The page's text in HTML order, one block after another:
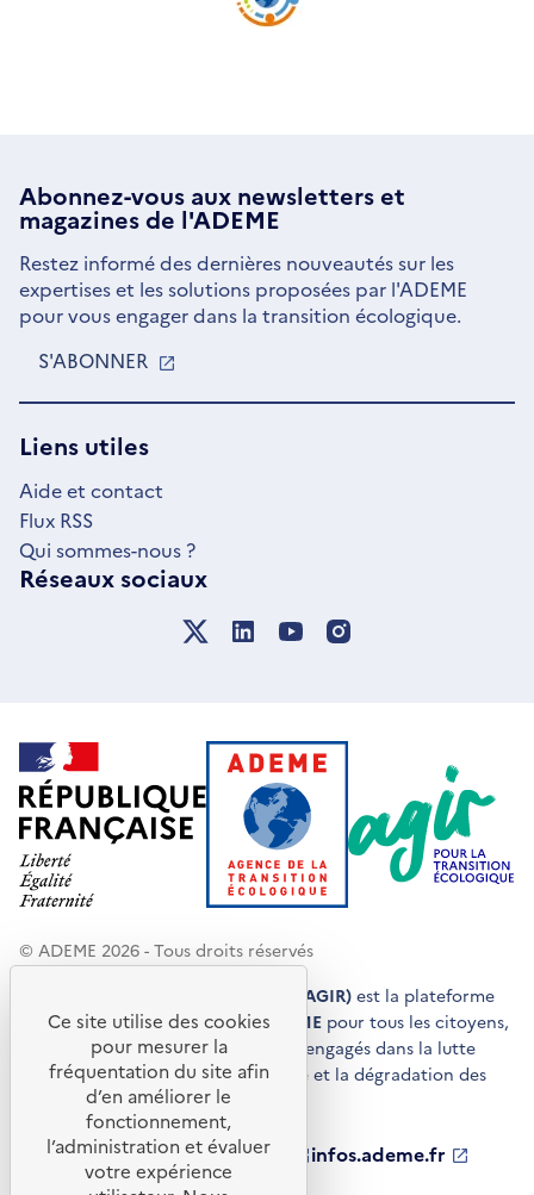
Abonnez-vous aux newsletterset
magazines de l'ADEME
Restez informé des dernières nouveautés sur les
expertises et les solutions proposées par l'ADEME
pour vous engager dans la transition écologique.
S'ABONNER
UNE
Liens utiles
Aide et contact
Flux RSS
Qui sommes-nous ?
Réseaux sociaux
© ADEME 2026 - Tous droits réservés
Agir pour la transition écologique (AGIR) est la plateforme
de conseils et de services de l'ADEME pour tous les citoyens,
acteurs économiques et territoires engagés dans la lutte
contre le réchauffement climatique et la dégradation des
ressources.
ademe.fr
S'ouvre librairie.ademe.fr
S'ouvre
dans
infos.ademe.fr
S'ouvre
ademe.fr/presse
S'ouvre
Ce site utilise des cookies
pour mesurer la
fréquentation du site afin
d’en améliorer le
fonctionnement,
l’administration et évaluer
votre expérience